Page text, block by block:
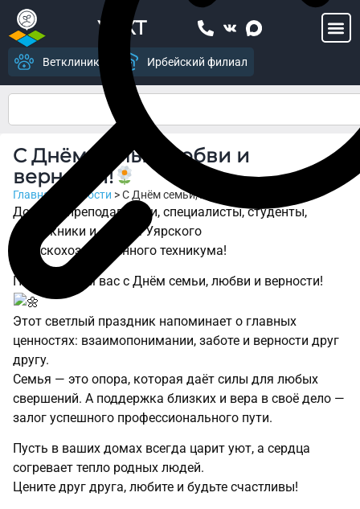
УСХТ
Ветклиника Ирбейский филиал
C Днём семьи, любви и
верности!
Главная Новости >C Днём семьи, любви и верности!
Дорогие преподаватели, специалисты, студенты,
выпускники и друзья Уярского
сельскохозяйственного техникума!
Поздравляем вас с Днём семьи, любви и верности!
Этот светлый праздник напоминает о главных
ценностях: взаимопонимании, заботе и верности друг
другу.
Семья — это опора, которая даёт силы для любых
свершений. А поддержка близких и вера в своё дело —
залог успешного профессионального пути.
Пусть в ваших домах всегда царит уют, а сердца
согревает тепло родных людей.
Цените друг друга, любите и будьте счастливы!